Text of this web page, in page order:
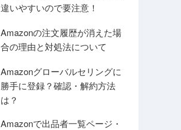
違いやすいので要注意！
Amazonの注文履歴が消えた場
合の理由と対処法について
Amazonグローバルセリングに
勝手に登録？確認・解約方法
は？
Amazonで出品者一覧ページ・